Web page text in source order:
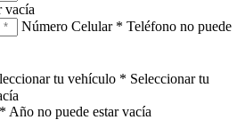
vacía
Número Celular * Teléfono no puede
tu vehículo * Seleccionar tu
* Año no puede estar vacía